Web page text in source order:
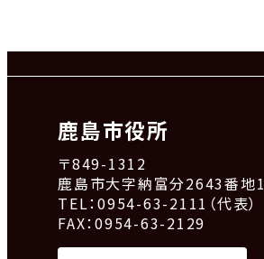
鹿島市役所
〒849-1312
鹿島市大字納富分2643番地1
TEL：0954-63-2111（代表）
FAX：0954-63-2129